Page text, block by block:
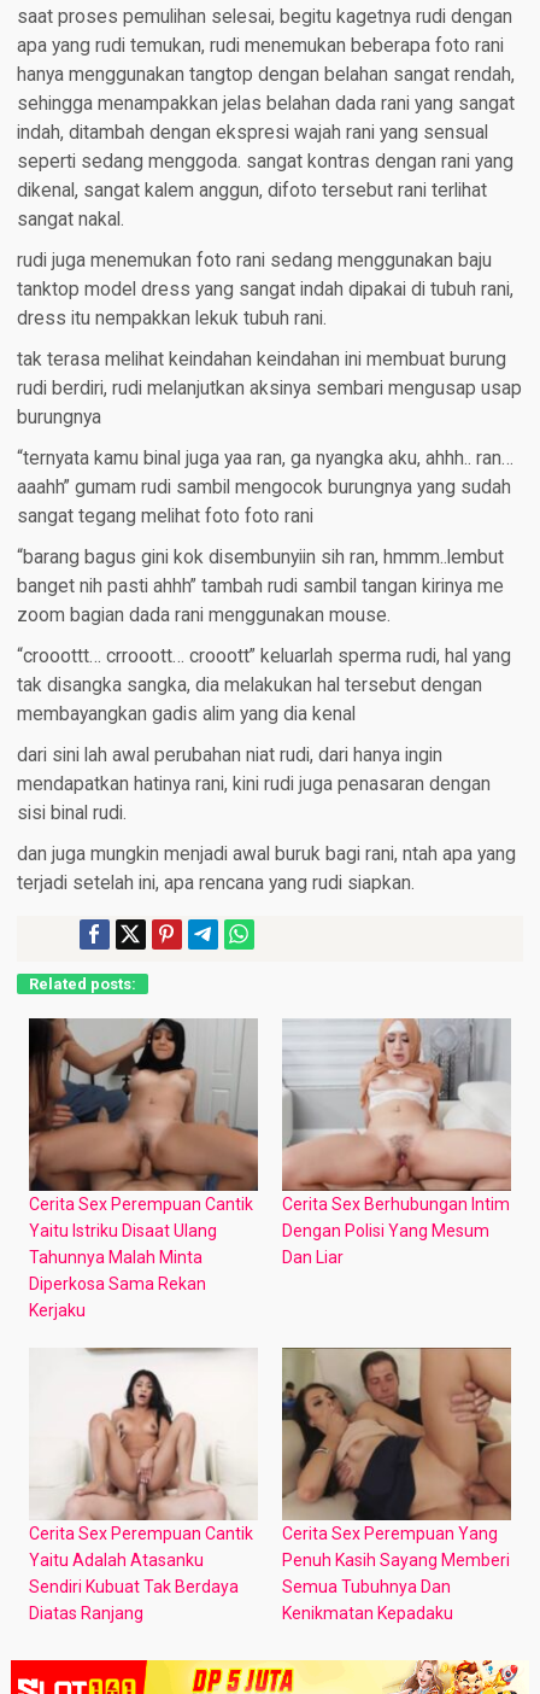
saat proses pemulihan selesai, begitu kagetnya rudi dengan
apa yang rudi temukan, rudi menemukan beberapa foto rani
hanya menggunakan tangtop dengan belahan sangat rendah,
sehingga menampakkan jelas belahan dada rani yang sangat
indah, ditambah dengan ekspresi wajah rani yang sensual
seperti sedang menggoda. sangat kontras dengan rani yang
dikenal, sangat kalem anggun, difoto tersebut rani terlihat
sangat nakal.
rudi juga menemukan foto rani sedang menggunakan baju
tanktop model dress yang sangat indah dipakai di tubuh rani,
dress itu nempakkan lekuk tubuh rani.
tak terasa melihat keindahan keindahan ini membuat burung
rudi berdiri, rudi melanjutkan aksinya sembari mengusap usap
burungnya
“ternyata kamu binal juga yaa ran, ga nyangka aku, ahhh.. ran…
aaahh” gumam rudi sambil mengocok burungnya yang sudah
sangat tegang melihat foto foto rani
“barang bagus gini kok disembunyiin sih ran, hmmm..lembut
banget nih pasti ahhh” tambah rudi sambil tangan kirinya me
zoom bagian dada rani menggunakan mouse.
“crooottt… crrooott… crooott” keluarlah sperma rudi, hal yang
tak disangka sangka, dia melakukan hal tersebut dengan
membayangkan gadis alim yang dia kenal
dari sini lah awal perubahan niat rudi, dari hanya ingin
mendapatkan hatinya rani, kini rudi juga penasaran dengan
sisi binal rudi.
dan juga mungkin menjadi awal buruk bagi rani, ntah apa yang
terjadi setelah ini, apa rencana yang rudi siapkan.
Related posts:
Cerita Sex Perempuan Cantik
Yaitu Istriku Disaat Ulang
Tahunnya Malah Minta
Diperkosa Sama Rekan
Kerjaku
Cerita Sex Berhubungan Intim
Dengan Polisi Yang Mesum
Dan Liar
Cerita Sex Perempuan Cantik
Yaitu Adalah Atasanku
Sendiri Kubuat Tak Berdaya
Diatas Ranjang
Cerita Sex Perempuan Yang
Penuh Kasih Sayang Memberi
Semua Tubuhnya Dan
Kenikmatan Kepadaku